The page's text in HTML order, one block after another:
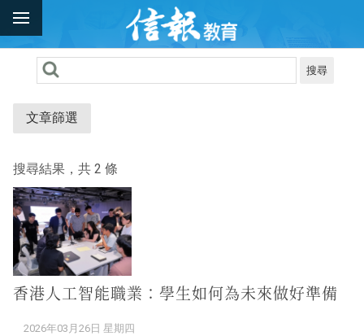
搜尋
文章篩選
搜尋結果，共 2 條
香港人工智能職業：學生如何為未來做好準備
2026年03月26日 星期四